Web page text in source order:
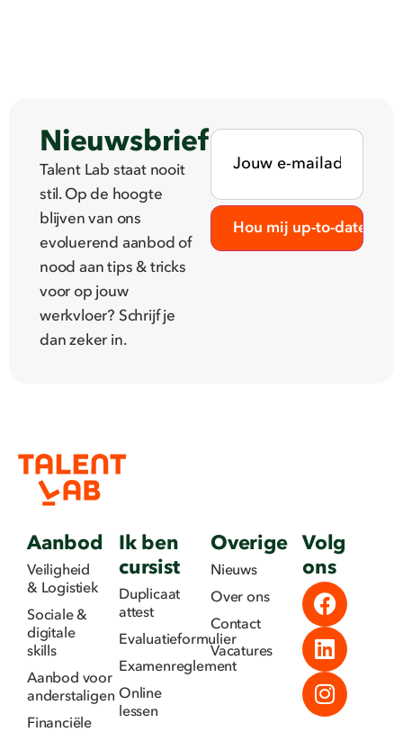
Nieuwsbrief
Talent Lab staat nooit
stil. Op de hoogte
blijven van ons
evoluerend aanbod of
nood aan tips & tricks
voor op jouw
werkvloer? Schrijf je
dan zeker in.
Aanbod
Veiligheid
& Logistiek
Sociale &
digitale
skills
Aanbod voor
anderstaligen
Financiële
Ik ben
cursist
Duplicaat
attest
Evaluatieformulier
Examenreglement
Online
lessen
Overige
Nieuws
Over ons
Contact
Vacatures
Volg
ons